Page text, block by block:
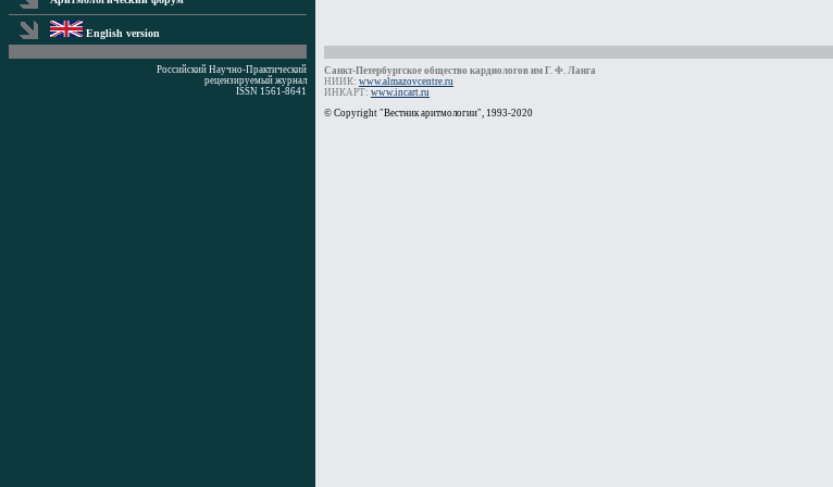
English version
Российский Научно-Практический
рецензируемый журнал
ISSN 1561-8641
Санкт-Петербургское общество кардиологов им Г. Ф. Ланга
НИИК: www.almazovcentre.ru
ИНКАРТ: www.incart.ru
© Copyright "Вестник аритмологии", 1993-2020